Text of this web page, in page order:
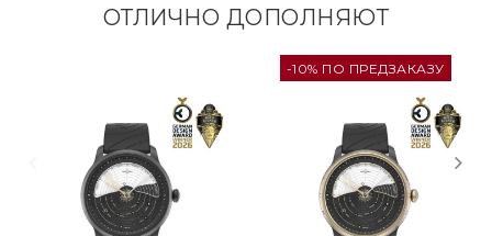
ОТЛИЧНО ДОПОЛНЯЮТ
-10% ПО ПРЕДЗАКАЗУ